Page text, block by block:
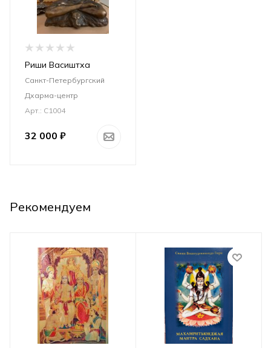
Риши Васиштха
Санкт-Петербургский
Дхарма-центр
Арт.: С1004
32 000 ₽
Рекомендуем